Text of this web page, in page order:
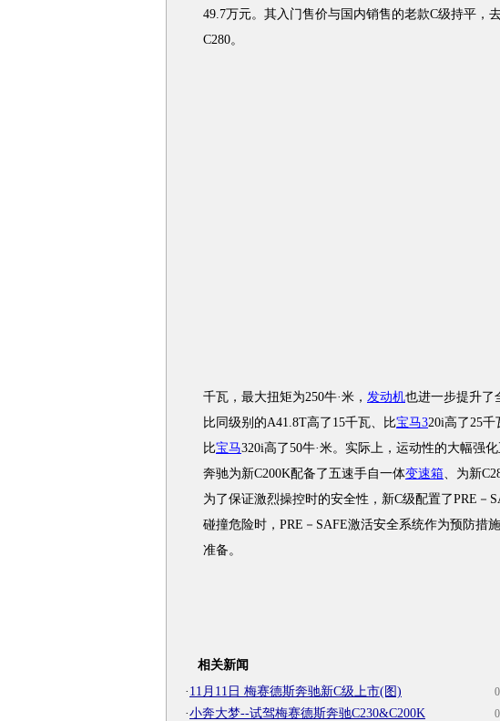
49.7万元。其入门售价与国内销售的老款C级持平，
C280。
千瓦，最大扭矩为250牛·米， 发动机也进一步提升了
比同级别的A41.8T高了15千瓦、比宝马320i高了25千
比宝马320i高了50牛·米。实际上，运动性的大幅强
奔驰为新C200K配备了五速手自一体变速箱、为新
为了保证激烈操控时的安全性，新C级配置了PRE－
碰撞危险时，PRE－SAFE激活安全系统作为预防措
准备。
相关新闻
· 11月11日 梅赛德斯奔驰新C级上市(图)
·小奔大梦--试驾梅赛德斯奔驰C230&C200K